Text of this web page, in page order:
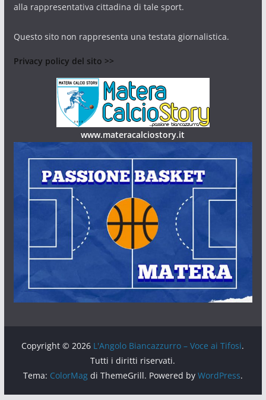
alla rappresentativa cittadina di tale sport.
Questo sito non rappresenta una testata giornalistica.
Privacy policy del sito >>
www.materacalciostory.it
Copyright © 2026 L'Angolo Biancazzurro – Voce ai Tifosi.
Tutti i diritti riservati.
Tema: ColorMagdi ThemeGrill. Powered by WordPress.